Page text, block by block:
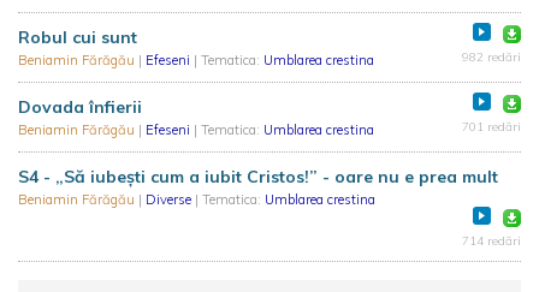
Robul cui sunt
Beniamin Fărăgău | Efeseni | Tematica: Umblarea crestina 982 redări
Dovada înfierii
Beniamin Fărăgău | Efeseni | Tematica: Umblarea crestina 701 redări
S4 - „Să iubești cum a iubit Cristos!” - oare nu e prea mult
Beniamin Fărăgău | Diverse | Tematica: Umblarea crestina
714 redări